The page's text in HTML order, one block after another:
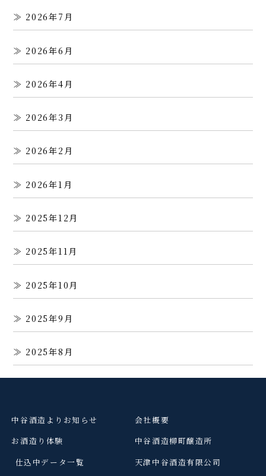
2026年7月
2026年6月
2026年4月
2026年3月
2026年2月
2026年1月
2025年12月
2025年11月
2025年10月
2025年9月
2025年8月
中谷酒造よりお知らせ
お酒造り体験
仕込中データ一覧
会社概要
中谷酒造柳町醸造所
天津中谷酒造有限公司